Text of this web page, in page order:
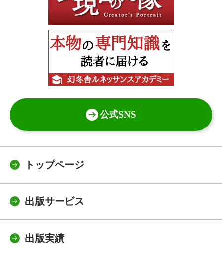
公式SNS
トップページ
出版サービス
出版実績